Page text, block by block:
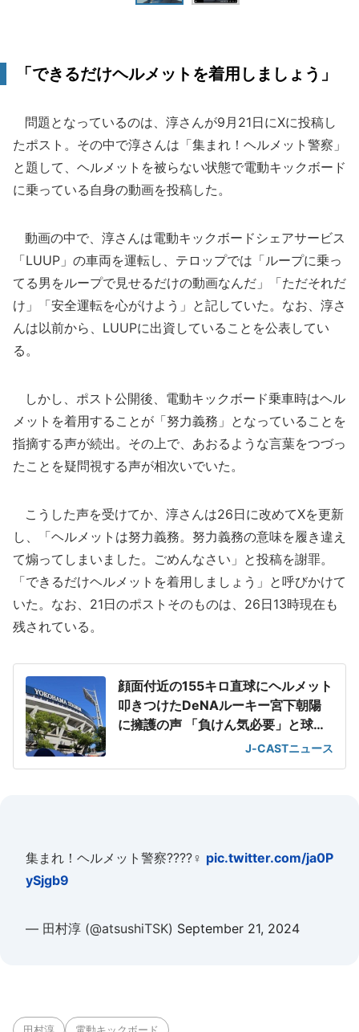
「できるだけヘルメットを着用しましょう」
問題となっているのは、淳さんが9月21日にXに投稿し
たポスト。その中で淳さんは「集まれ！ヘルメット警察」
と題して、ヘルメットを被らない状態で電動キックボード
に乗っている自身の動画を投稿した。
動画の中で、淳さんは電動キックボードシェアサービス
「LUUP」の車両を運転し、テロップでは「ループに乗っ
てる男をループで見せるだけの動画なんだ」「ただそれだ
け」「安全運転を心がけよう」と記していた。なお、淳さ
んは以前から、LUUPに出資していることを公表してい
る。
しかし、ポスト公開後、電動キックボード乗車時はヘル
メットを着用することが「努力義務」となっていることを
指摘する声が続出。その上で、あおるような言葉をつづっ
たことを疑問視する声が相次いでいた。
こうした声を受けてか、淳さんは26日に改めてXを更新
し、「ヘルメットは努力義務。努力義務の意味を履き違え
て煽ってしまいました。ごめんなさい」と投稿を謝罪。
「できるだけヘルメットを着用しましょう」と呼びかけて
いた。なお、21日のポストそのものは、26日13時現在も
残されている。
顔面付近の155キロ直球にヘルメット
叩きつけたDeNAルーキー宮下朝陽
に擁護の声 「負けん気必要」と球団
J-CASTニュース
集まれ！ヘルメット警察????‍♀️ pic.twitter.com/ja0P
ySjgb9
— 田村淳 (@atsushiTSK) September 21, 2024